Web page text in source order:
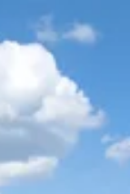
Cupones
Sobre
Tienda
Contacto